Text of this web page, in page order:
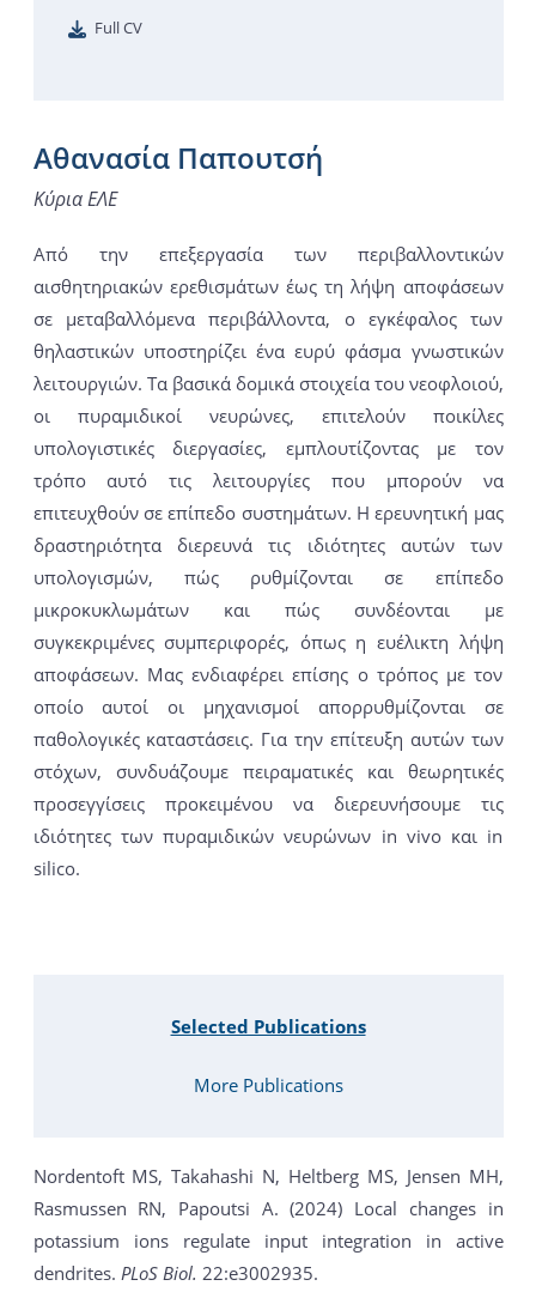
Full CV
Αθανασία Παπουτσή
Κύρια ΕΛΕ
Από την επεξεργασία των περιβαλλοντικών
αισθητηριακών ερεθισμάτων έως τη λήψη αποφάσεων
σε μεταβαλλόμενα περιβάλλοντα, ο εγκέφαλος των
θηλαστικών υποστηρίζει ένα ευρύ φάσμα γνωστικών
λειτουργιών. Τα βασικά δομικά στοιχεία του νεοφλοιού,
οι πυραμιδικοί νευρώνες, επιτελούν ποικίλες
υπολογιστικές διεργασίες, εμπλουτίζοντας με τον
τρόπο αυτό τις λειτουργίες που μπορούν να
επιτευχθούν σε επίπεδο συστημάτων. Η ερευνητική μας
δραστηριότητα διερευνά τις ιδιότητες αυτών των
υπολογισμών, πώς ρυθμίζονται σε επίπεδο
μικροκυκλωμάτων και πώς συνδέονται με
συγκεκριμένες συμπεριφορές, όπως η ευέλικτη λήψη
αποφάσεων. Μας ενδιαφέρει επίσης ο τρόπος με τον
οποίο αυτοί οι μηχανισμοί απορρυθμίζονται σε
παθολογικές καταστάσεις. Για την επίτευξη αυτών των
στόχων, συνδυάζουμε πειραματικές και θεωρητικές
προσεγγίσεις προκειμένου να διερευνήσουμε τις
ιδιότητες των πυραμιδικών νευρώνων in vivo και in
silico.
Selected Publications
More Publications
Nordentoft MS, Takahashi N, Heltberg MS, Jensen MH,
Rasmussen RN, Papoutsi A. (2024) Local changes in
potassium ions regulate input integration in active
dendrites. PLoS Biol. 22:e3002935.